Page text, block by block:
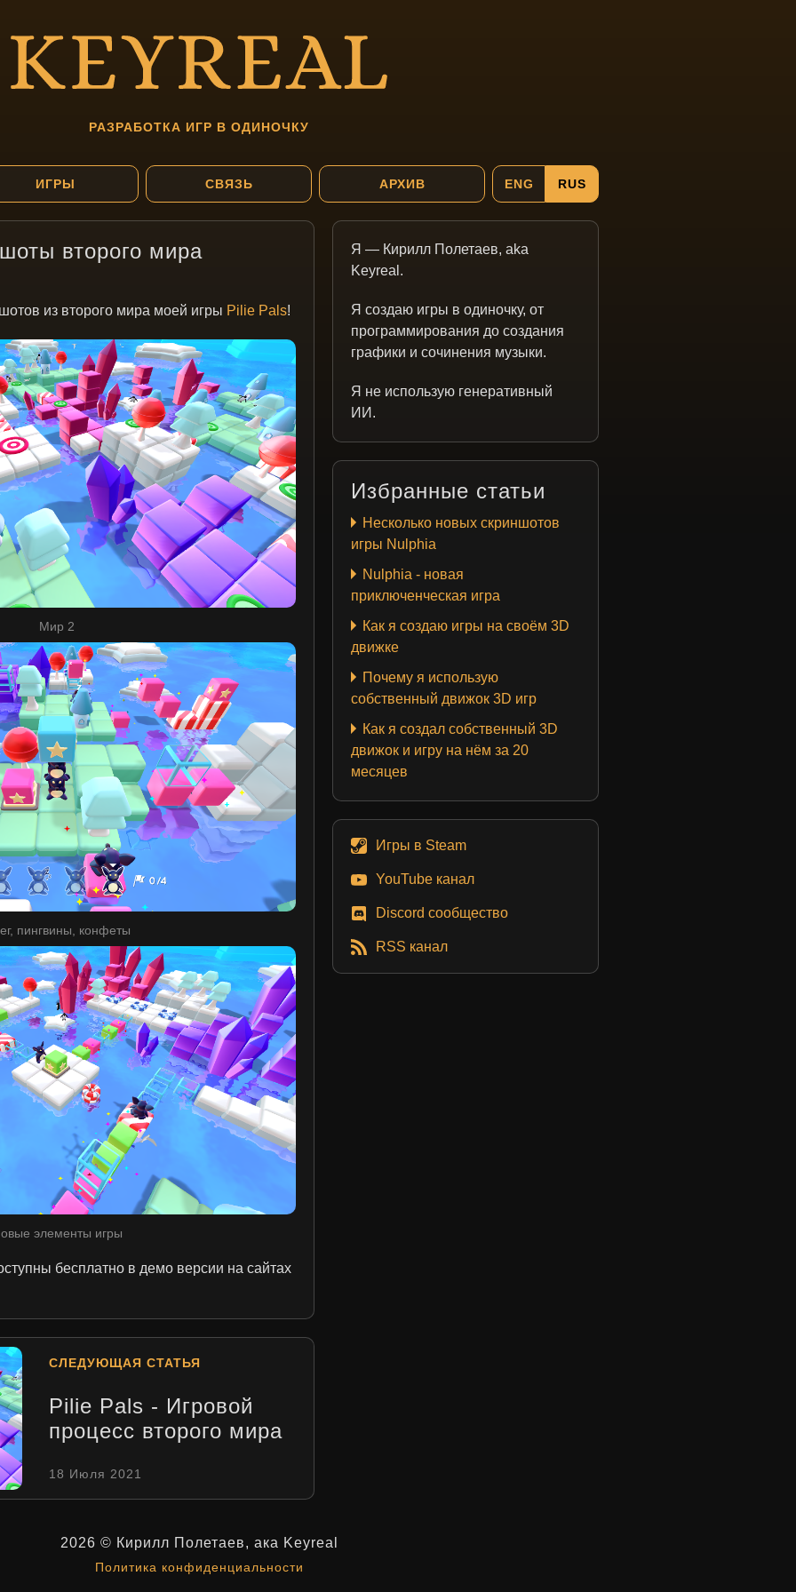
РАЗРАБОТКА ИГР В ОДИНОЧКУ
ИГРЫ СВЯЗЬ АРХИВ ENG RUS
второго мира
из второго мира моей игры Pilie Pals!
Мир 2
пингвины, конфеты
элементы игры
бесплатно в демо версии на сайтах
СЛЕДУЮЩАЯ СТАТЬЯ
Pilie Pals - Игровой
процесс второго мира
18 Июля 2021
Я — Кирилл Полетаев, aka
Keyreal.
Я создаю игры в одиночку, от
программирования до создания
графики и сочинения музыки.
Я не использую генеративный
ИИ.
Избранные статьи
Несколько новых скриншотов
игры Nulphia
Nulphia - новая
приключенческая игра
Как я создаю игры на своём 3D
движке
Почему я использую
собственный движок 3D игр
Как я создал собственный 3D
движок и игру на нём за 20
месяцев
Игры в Steam
YouTube канал
Discord сообщество
RSS канал
2026 © Кирилл Полетаев, ака Keyreal
Политика конфиденциальности